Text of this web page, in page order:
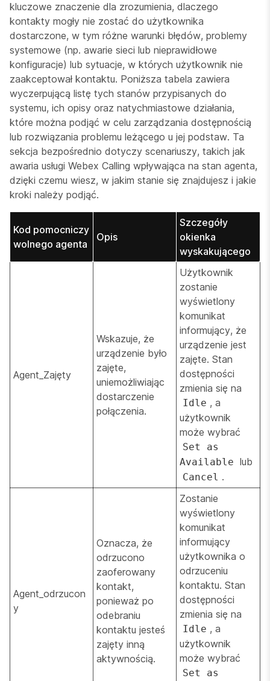
kluczowe znaczenie dla zrozumienia, dlaczego
kontakty mogły nie zostać do użytkownika
dostarczone, w tym różne warunki błędów, problemy
systemowe (np. awarie sieci lub nieprawidłowe
konfiguracje) lub sytuacje, w których użytkownik nie
zaakceptował kontaktu. Poniższa tabela zawiera
wyczerpującą listę tych stanów przypisanych do
systemu, ich opisy oraz natychmiastowe działania,
które można podjąć w celu zarządzania dostępnością
lub rozwiązania problemu leżącego u jej podstaw. Ta
sekcja bezpośrednio dotyczy scenariuszy, takich jak
awaria usługi Webex Calling wpływająca na stan agenta,
dzięki czemu wiesz, w jakim stanie się znajdujesz i jakie
kroki należy podjąć.
Kod pomocniczy
wolnego agenta
Opis
Szczegóły
okienka
wyskakującego
Agent_Zajęty
Wskazuje, że
urządzenie było
zajęte,
uniemożliwiając
dostarczenie
połączenia.
Użytkownik
zostanie
wyświetlony
komunikat
informujący, że
urządzenie jest
zajęte. Stan
dostępności
zmienia się na
Idle , a
użytkownik
może wybrać
Set as
Available lub
Cancel .
Agent_odrzucon
y
Oznacza, że
odrzucono
zaoferowany
kontakt,
ponieważ po
odebraniu
kontaktu jesteś
zajęty inną
aktywnością.
Zostanie
wyświetlony
komunikat
informujący
użytkownika o
odrzuceniu
kontaktu. Stan
dostępności
zmienia się na
Idle , a
użytkownik
może wybrać
Set as